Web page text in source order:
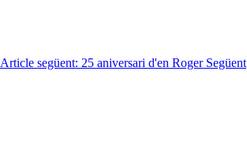
Article següent: 25 aniversari d'en Roger Següent